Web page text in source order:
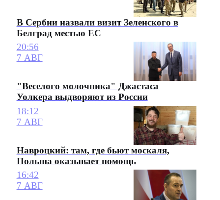
В Сербии назвали визит Зеленского в
Белград местью ЕС
20:56
7 АВГ
"Веселого молочника" Джастаса
Уолкера выдворяют из России
18:12
7 АВГ
Навроцкий: там, где бьют москаля,
Польша оказывает помощь
16:42
7 АВГ